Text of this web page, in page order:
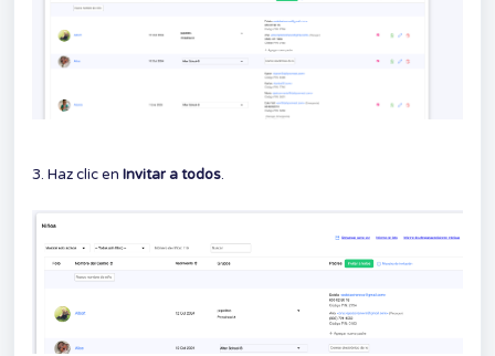
3. Haz clic en Invitar a todos.